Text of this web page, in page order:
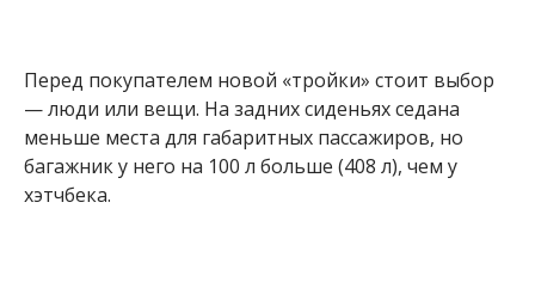
Перед покупателем новой «тройки» стоит выбор
— люди или вещи. На задних сиденьях седана
меньше места для габаритных пассажиров, но
багажник у него на 100 л больше (408 л), чем у
хэтчбека.